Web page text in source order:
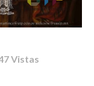
Vistas